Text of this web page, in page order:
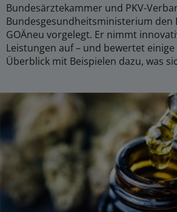
Bundesärztekammer und PKV-
Bundesgesundheitsministerium den
GOÄneu vorgelegt. Er nimmt
Leistungen auf – und bewertet
Überblick mit Beispielen dazu, was